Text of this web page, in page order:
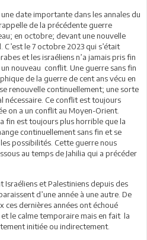
date importante dans les annales du
de la précédente guerre
en octobre; devant une nouvelle
le 7 octobre 2023 qui s’était
et les israéliens n’a jamais pris fin
nouveau conflit. Une guerre sans fin
de la guerre de cent ans vécu en
renouvelle continuellement; une sorte
nécessaire. Ce conflit est toujours
on a un conflit au Moyen-Orient.
fin est toujours plus horrible que la
continuellement sans fin et se
possibilités. Cette guerre nous
au temps de Jahilia qui a précéder
et Palestiniens depuis des
d’une année à une autre. De
ces dernières années ont échoué
le calme temporaire mais en fait la
initiée ou indirectement.